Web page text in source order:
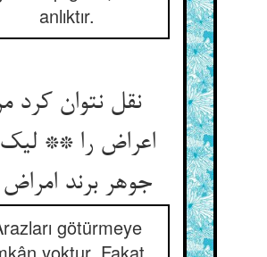
anlıktır.
نقل نتوان کرد مر
اعراض را ** لیک
جوهر برند امراض
götürmeye